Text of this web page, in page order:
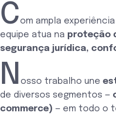
C om ampla experiência
equipe atua na proteção
segurança jurídica,
N osso trabalho une
de diversos segmentos —
commerce) — em todo o